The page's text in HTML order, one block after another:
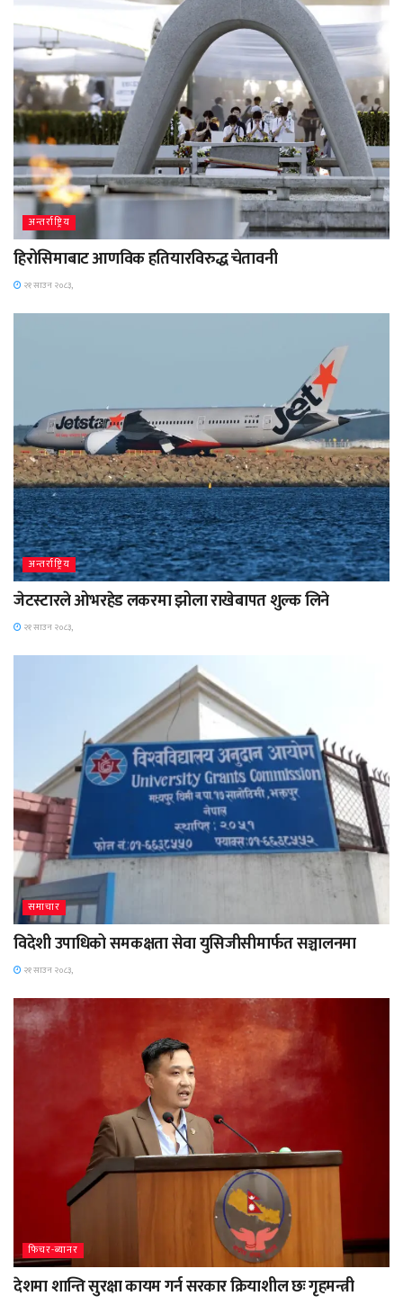
अन्तर्राष्ट्रिय
हिरोसिमाबाट आणविक हतियारविरुद्ध चेतावनी
२१ साउन २०८३,
अन्तर्राष्ट्रिय
जेटस्टारले ओभरहेड लकरमा झोला राखेबापत शुल्क लिने
२१ साउन २०८३,
समाचार
विदेशी उपाधिको समकक्षता सेवा युसिजीसीमार्फत सञ्चालनमा
२१ साउन २०८३,
फिचर-ब्यानर
देशमा शान्ति सुरक्षा कायम गर्न सरकार क्रियाशील छः गृहमन्त्री